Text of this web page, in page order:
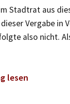
Stadtrat aus
Vergabe in
also nicht.
lesen